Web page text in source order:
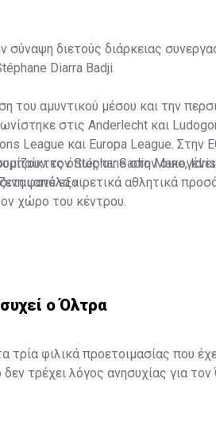
διετούς διάρκειας
Diarra Badji.
του αμυντικού μέσου και την
στις Anderlecht και
League και Europa League. Στην
όπως οι: Sadio Mane,
από εξαιρετικά αθλητικά
χώρο του κέντρου.
τον Stéphane στην
φανέλα.»
ο Όλτρα
τρία φιλικά προετοιμασίας που
τρέχει λόγος ανησυχίας για τον